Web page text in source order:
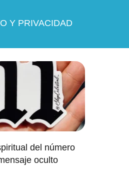
Y PRIVACIDAD
del número
oculto